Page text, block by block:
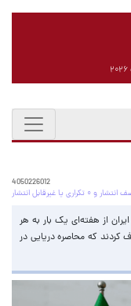
4050226012
از هفته‌ای یک بار به هر
کردند که محاصره دریایی در